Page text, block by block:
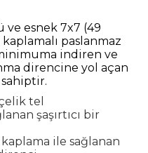
esnek 7x7 (49
paslanmaz
indiren ve
direncine yol açan
tel
şaşırtıcı bir
ile sağlanan